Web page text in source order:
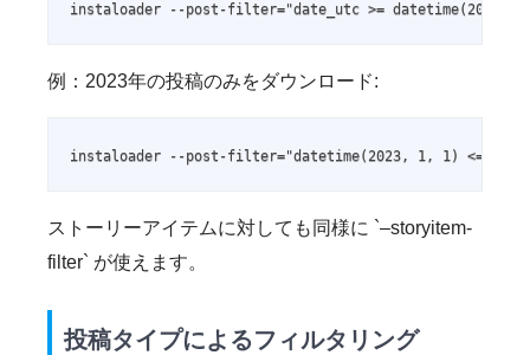
instaloader --post-filter="date_utc >= datetime(2024, 1,
例：2023年の投稿のみをダウンロード:
instaloader --post-filter="datetime(2023, 1, 1) <=
ストーリーアイテムに対しても同様に `–storyitem-
filter` が使えます。
投稿タイプによるフィルタリング